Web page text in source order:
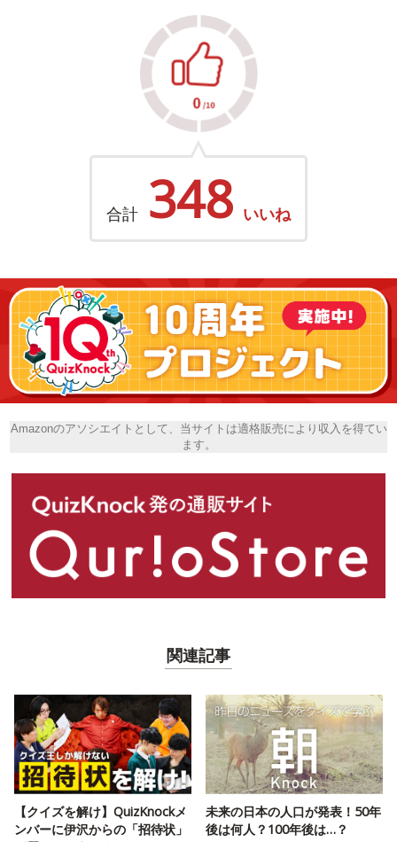
合計 348 いいね
Amazonのアソシエイトとして、当サイトは適格販売により収入を得てい
ます。
関連記事
【クイズを解け】QuizKnockメ
ンバーに伊沢からの「招待状」
未来の日本の人口が発表！50年
後は何人？100年後は…？